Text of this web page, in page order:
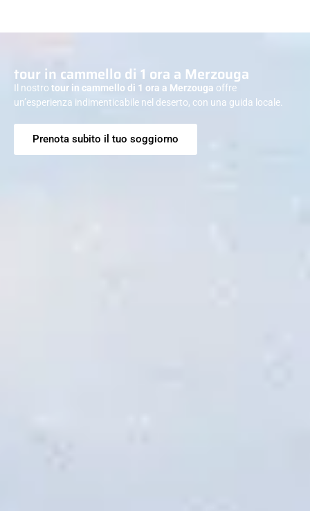
tour in cammello di 1 ora a Merzouga
Il nostro tour in cammello di 1 ora a Merzouga offre
un’esperienza indimenticabile nel deserto, con una guida locale.
Prenota subito il tuo soggiorno